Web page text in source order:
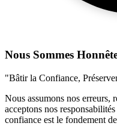
Nous Sommes
"Bâtir la Confiance,
Nous assumons nos erreurs,
acceptons nos
confiance est le fondement